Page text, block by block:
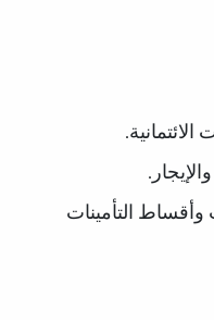
التأمينات